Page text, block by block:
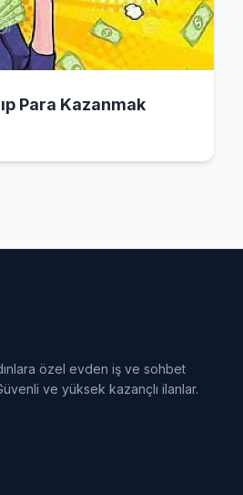
Para Kazanmak
özel evden iş ve sohbet
ve yüksek kazançlı ilanlar.